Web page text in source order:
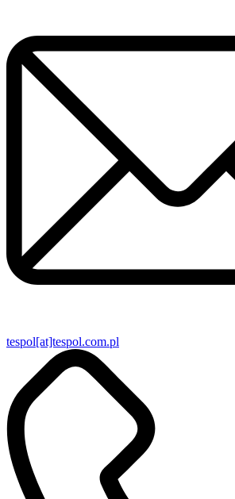
tespol[at]tespol.com.pl